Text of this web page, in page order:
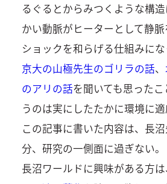
るぐるとからみつくような構
かい動脈がヒーターとして静
ショックを和らげる仕組みにな
京大の山極先生のゴリラの話、
のアリの話を聞いても思った
うのは実にしたたかに環境に適
この記事に書いた内容は、長
分、研究の一側面に過ぎない。
長沼ワールドに興味がある方は